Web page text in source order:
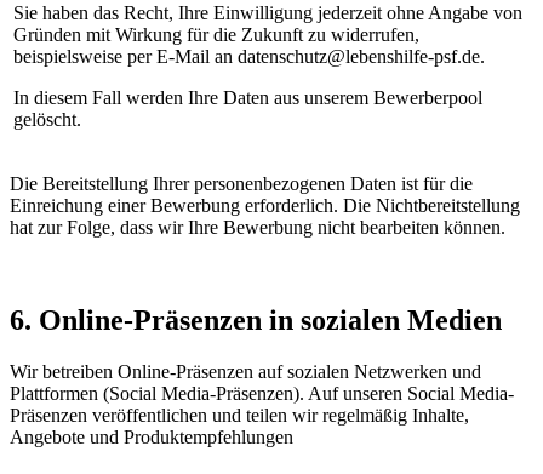
Sie haben das Recht, Ihre Einwilligung jederzeit ohne Angabe von
Gründen mit Wirkung für die Zukunft zu widerrufen,
beispielsweise per E-Mail an datenschutz@lebenshilfe-psf.de.
In diesem Fall werden Ihre Daten aus unserem Bewerberpool
gelöscht.
Die Bereitstellung Ihrer personenbezogenen Daten ist für die
Einreichung einer Bewerbung erforderlich. Die Nichtbereitstellung
hat zur Folge, dass wir Ihre Bewerbung nicht bearbeiten können.
6. Online-Präsenzen in sozialen Medien
Wir betreiben Online-Präsenzen auf sozialen Netzwerken und
Plattformen (Social Media-Präsenzen). Auf unseren Social Media-
Präsenzen veröffentlichen und teilen wir regelmäßig Inhalte,
Angebote und Produktempfehlungen